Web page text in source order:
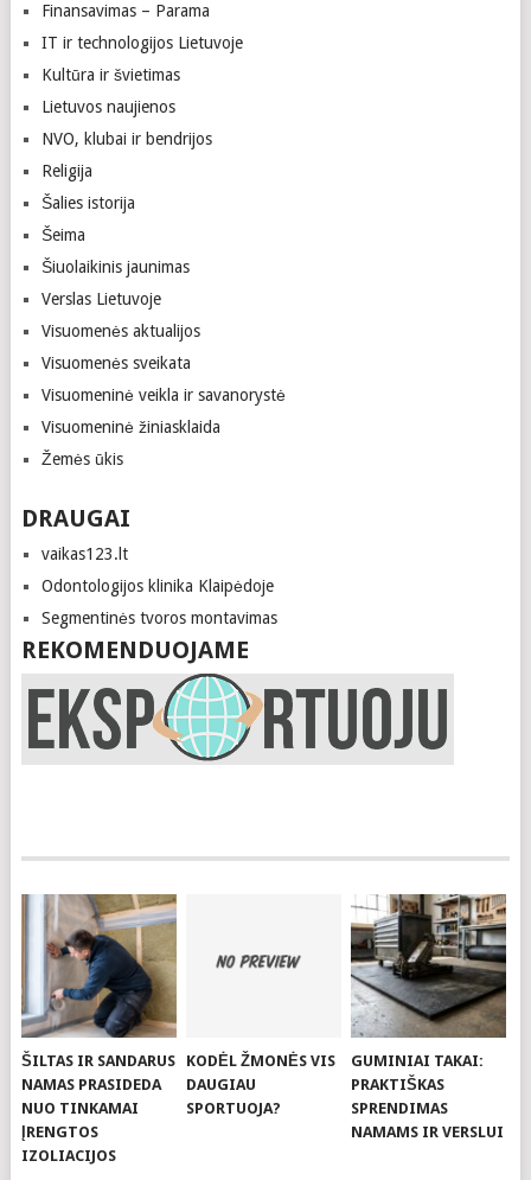
Finansavimas – Parama
IT ir technologijos Lietuvoje
Kultūra ir švietimas
Lietuvos naujienos
NVO, klubai ir bendrijos
Religija
Šalies istorija
Šeima
Šiuolaikinis jaunimas
Verslas Lietuvoje
Visuomenės aktualijos
Visuomenės sveikata
Visuomeninė veikla ir savanorystė
Visuomeninė žiniasklaida
Žemės ūkis
DRAUGAI
vaikas123.lt
Odontologijos klinika Klaipėdoje
Segmentinės tvoros montavimas
REKOMENDUOJAME
ŠILTAS IR SANDARUS
NAMAS PRASIDEDA
NUO TINKAMAI
ĮRENGTOS
IZOLIACIJOS
KODĖL ŽMONĖS VIS
DAUGIAU
SPORTUOJA?
GUMINIAI TAKAI:
PRAKTIŠKAS
SPRENDIMAS
NAMAMS IR VERSLUI